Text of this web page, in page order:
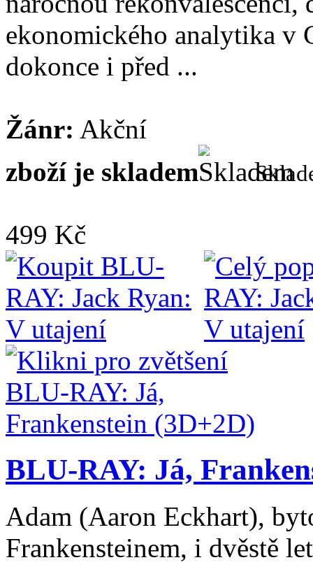
ekonomického analytika v
dokonce i před ...
Žánr: Akční
zboží je skladem
499 Kč
BLU-RAY: Já,
Adam (Aaron Eckhart),
Frankensteinem, i dvěstě